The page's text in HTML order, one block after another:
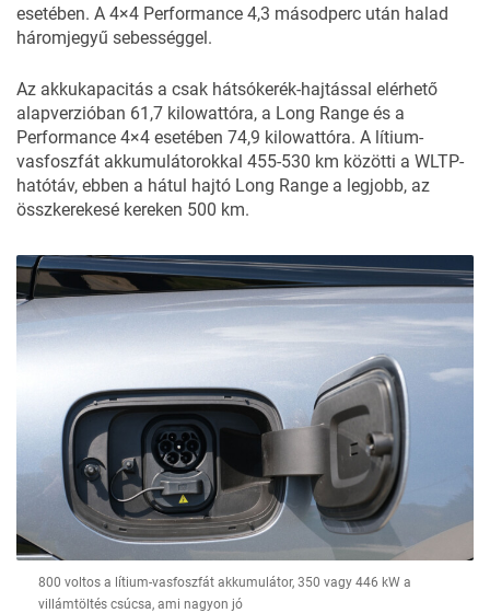
esetében. A 4×4 Performance 4,3 másodperc után halad
háromjegyű sebességgel.
Az akkukapacitás a csak hátsókerék-hajtással elérhető
alapverzióban 61,7 kilowattóra, a Long Range és a
Performance 4×4 esetében 74,9 kilowattóra. A lítium-
vasfoszfát akkumulátorokkal 455-530 km közötti a WLTP-
hatótáv, ebben a hátul hajtó Long Range a legjobb, az
összkerekesé kereken 500 km.
800 voltos a lítium-vasfoszfát akkumulátor, 350 vagy 446 kW a
villámtöltés csúcsa, ami nagyon jó